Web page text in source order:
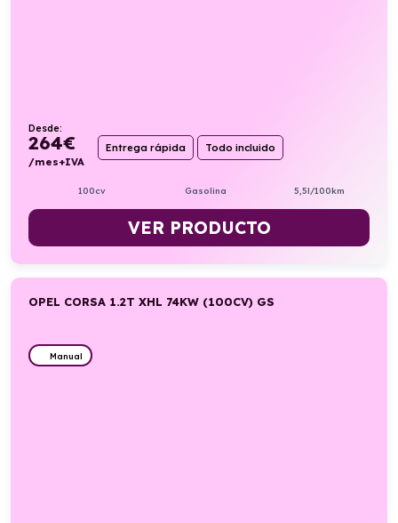
Desde:
264€
/mes+IVA
Entrega rápida Todo incluido
100cv Gasolina 5,5l/100km
VER PRODUCTO
OPEL CORSA 1.2T XHL 74KW (100CV) GS
Manual